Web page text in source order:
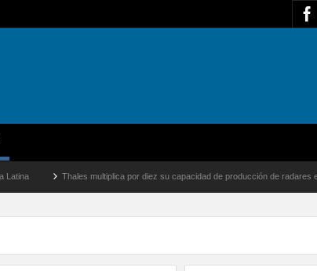
Thales multiplica por diez su capacidad de producción de radares en Brasil